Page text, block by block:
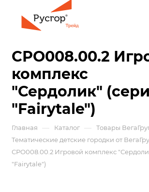
СРО008.00.2
комплекс
"Сердолик"
"Fairytale")
Главная — Каталог — Товары
Тематические детские городки от
СРО008.00.2 Игровой комплекс
"Fairytale")